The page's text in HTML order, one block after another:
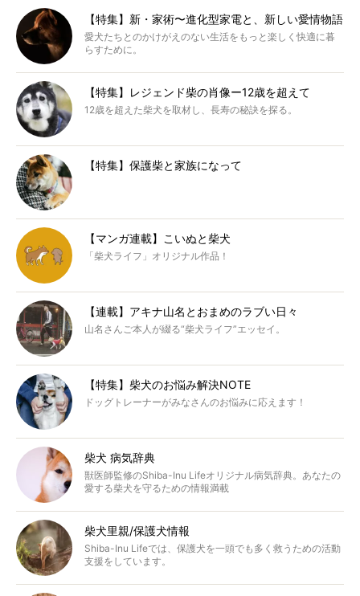
【特集】新・家術〜進化型家電と、新しい愛情物語
愛犬たちとのかけがえのない生活をもっと楽しく快適に暮
らすために。
【特集】レジェンド柴の肖像ー12歳を超えて
12歳を超えた柴犬を取材し、長寿の秘訣を探る。
【特集】保護柴と家族になって
【マンガ連載】こいぬと柴犬
「柴犬ライフ」オリジナル作品！
【連載】アキナ山名とおまめのラブい日々
山名さんご本人が綴る“柴犬ライフ”エッセイ。
【特集】柴犬のお悩み解決NOTE
ドッグトレーナーがみなさんのお悩みに応えます！
柴犬 病気辞典
獣医師監修のShiba-Inu Lifeオリジナル病気辞典。あなたの
愛する柴犬を守るための情報満載
柴犬里親/保護犬情報
Shiba-Inu Lifeでは、保護犬を一頭でも多く救うための活動
支援をしています。